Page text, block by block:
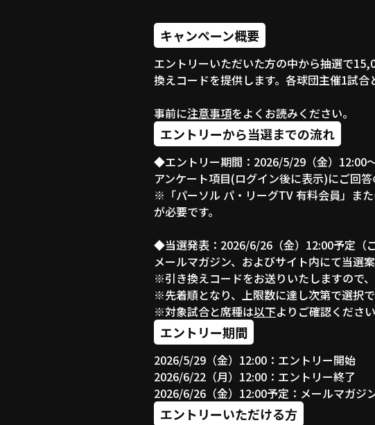
キャンペーン概要
エントリーいただいた方の中から抽選で
換えコードを提供します。各球団主催1試合
事前に注意事項をよくお読みください。
エントリーから当選までの流れ
◆エントリー期間：2026/5/29（金）12:00
アンケート項目(ログイン後に表示)にご回
※「パーソル パ・リーグTV 有料会員」ま
が必要です。
◆当選発表：2026/6/26（金）12:00予定（ご
メールマガジン、およびサイト内にて当選案
※引き換えコードをお送りいたしますので
※先着順となり、上限数に達し次第で選択
※対象試合と席種は以下よりご確認ください
エントリー期間
2026/5/29（金）12:00：エントリー開始
2026/6/22（月）12:00：エントリー終了
2026/6/26（金）12:00予定：メールマガジ
エントリーいただける方